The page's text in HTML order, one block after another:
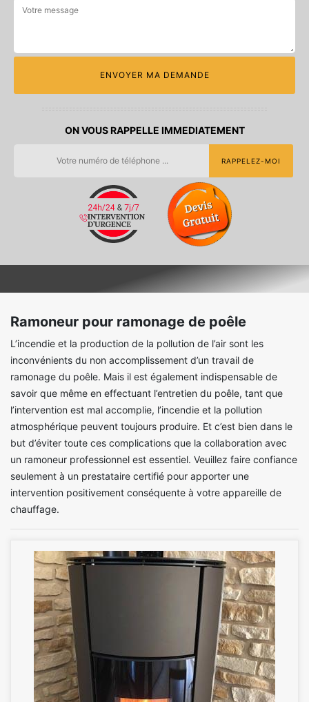
ON VOUS RAPPELLE IMMEDIATEMENT
Ramoneur pour ramonage de poêle
L’incendie et la production de la pollution de l’air sont les
inconvénients du non accomplissement d’un travail de
ramonage du poêle. Mais il est également indispensable de
savoir que même en effectuant l’entretien du poêle, tant que
l’intervention est mal accomplie, l’incendie et la pollution
atmosphérique peuvent toujours produire. Et c’est bien dans le
but d’éviter toute ces complications que la collaboration avec
un ramoneur professionnel est essentiel. Veuillez faire confiance
seulement à un prestataire certifié pour apporter une
intervention positivement conséquente à votre appareille de
chauffage.